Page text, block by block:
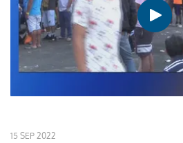
15 SEP 2022